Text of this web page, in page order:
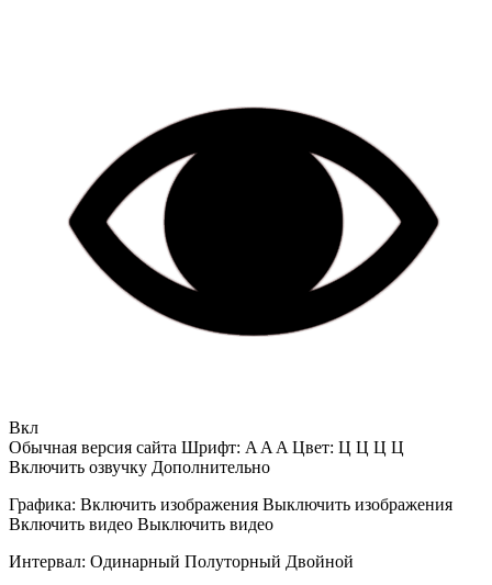
Вкл
Обычная версия сайта Шрифт: A A A Цвет: Ц Ц Ц Ц
Включить озвучку Дополнительно
Графика: Включить изображения Выключить изображения
Включить видео Выключить видео
Интервал: Одинарный Полуторный Двойной